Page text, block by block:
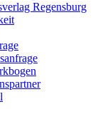
Regensburg